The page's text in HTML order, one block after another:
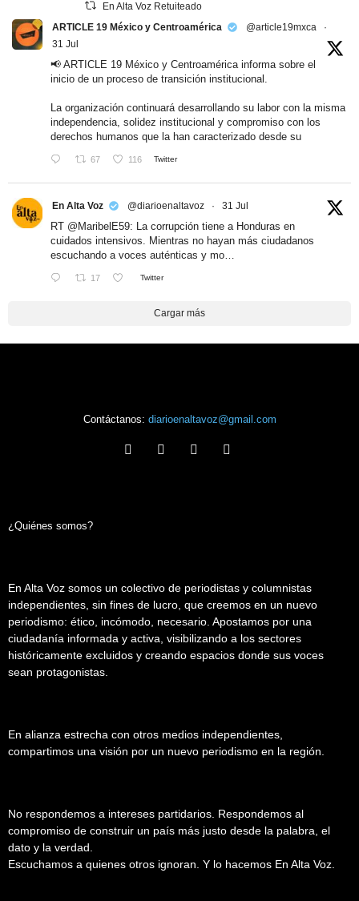
En Alta Voz Retuiteado
ARTICLE 19 México y Centroamérica
@article19mxca
·
31 Jul
📢 ARTICLE 19 México y Centroamérica informa sobre el
inicio de un proceso de transición institucional.
La organización continuará desarrollando su labor con la misma
independencia, solidez institucional y compromiso con los
derechos humanos que la han caracterizado desde su
67 116 Twitter
En Alta Voz @diarioenaltavoz · 31 Jul
RT @MaribelE59: La corrupción tiene a Honduras en
cuidados intensivos. Mientras no hayan más ciudadanos
escuchando a voces auténticas y mo…
17 Twitter
Cargar más
Contáctanos: diarioenaltavoz@gmail.com
¿Quiénes somos?
En Alta Voz somos un colectivo de periodistas y columnistas
independientes, sin fines de lucro, que creemos en un nuevo
periodismo: ético, incómodo, necesario. Apostamos por una
ciudadanía informada y activa, visibilizando a los sectores
históricamente excluidos y creando espacios donde sus voces
sean protagonistas.
En alianza estrecha con otros medios independientes,
compartimos una visión por un nuevo periodismo en la región.
No respondemos a intereses partidarios. Respondemos al
compromiso de construir un país más justo desde la palabra, el
dato y la verdad.
Escuchamos a quienes otros ignoran. Y lo hacemos En Alta Voz.